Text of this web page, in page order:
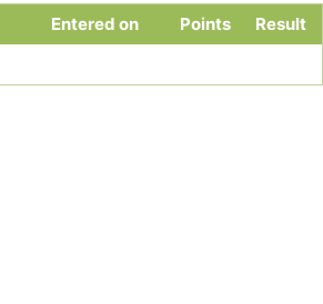
Entered on Points
Result